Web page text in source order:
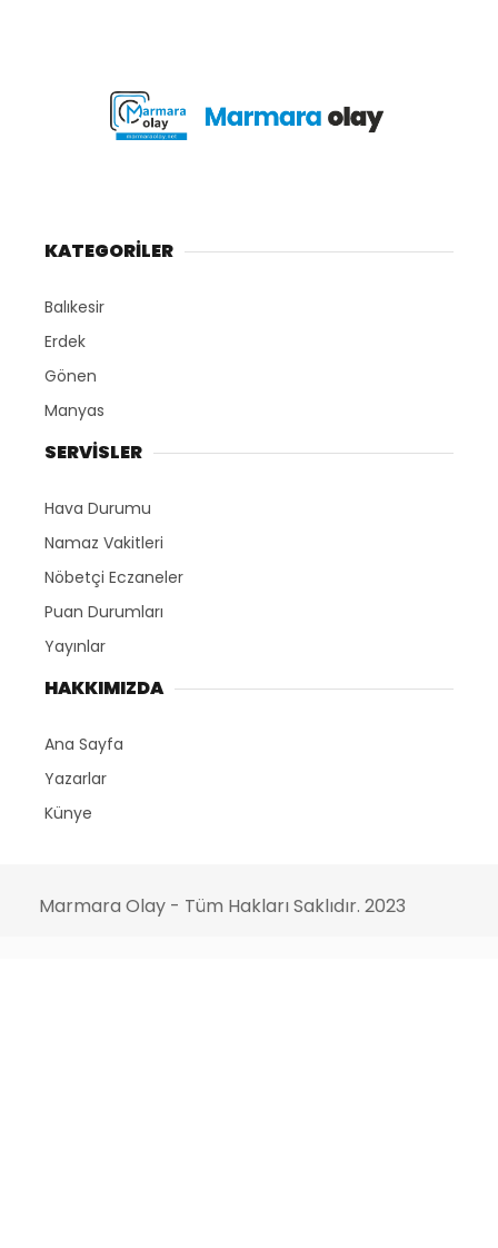
KATEGORİLER
Balıkesir
Erdek
Gönen
Manyas
SERVİSLER
Hava Durumu
Namaz Vakitleri
Nöbetçi Eczaneler
Puan Durumları
Yayınlar
HAKKIMIZDA
Ana Sayfa
Yazarlar
Künye
Marmara Olay - Tüm Hakları Saklıdır. 2023